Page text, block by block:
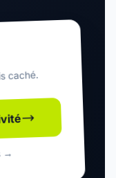
caché.